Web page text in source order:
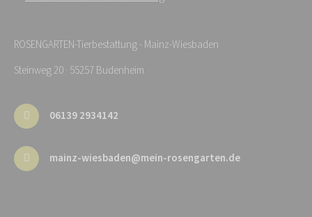
ROSENGARTEN-Tierbestattung - Mainz-Wiesbaden
Steinweg 20 · 55257 Budenheim
06139 2934142
mainz-wiesbaden@mein-rosengarten.de